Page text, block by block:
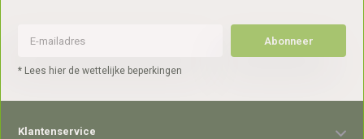
Abonneer
* Lees hier de wettelijke beperkingen
Klantenservice